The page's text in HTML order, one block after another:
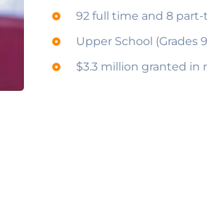
92 full time and 8
Upper School (Grades 9-
$3.3 million granted in